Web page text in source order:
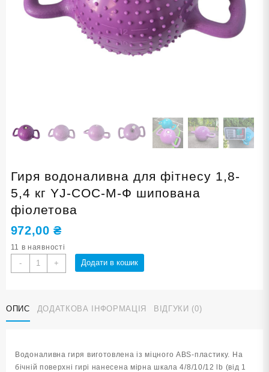
Гиря водоналивна для фітнесу 1,8-
5,4 кг YJ-COC-M-Ф шипована
фіолетова
972,00₴
11 в наявності
-
Гиря
водоналивна
1,8-
5,4
COC-
+ Додати в кошик
ОПИС ДОДАТКОВА ІНФОРМАЦІЯ ВІДГУКИ (0)
Водоналивна гиря виготовлена із міцного ABS-пластику. На
бічній поверхні гирі нанесена мірна шкала 4/8/10/12 lb (від 1